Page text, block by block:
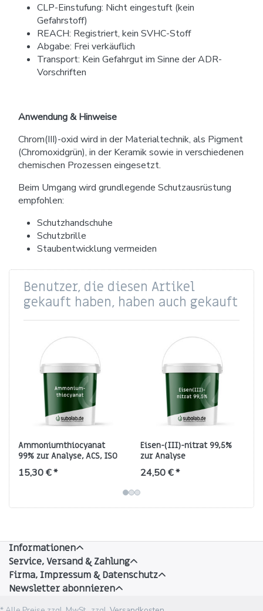
CLP-Einstufung: Nicht eingestuft (kein
Gefahrstoff)
REACH: Registriert, kein SVHC-Stoff
Abgabe: Frei verkäuflich
Transport: Kein Gefahrgut im Sinne der ADR-
Vorschriften
Anwendung & Hinweise
Chrom(III)-oxid wird in der Materialtechnik, als Pigment
(Chromoxidgrün), in der Keramik sowie in verschiedenen
chemischen Prozessen eingesetzt.
Beim Umgang wird grundlegende Schutzausrüstung
empfohlen:
Schutzhandschuhe
Schutzbrille
Staubentwicklung vermeiden
Benutzer, die diesen Artikel
gekauft haben, haben auch gekauft
Ammoniumthiocyanat
99% zur Analyse, ACS, ISO
15,30 € *
Eisen-(III)-nitrat 99,5%
zur Analyse
24,50 € *
Informationen
Service, Versand & Zahlung
Firma, Impressum & Datenschutz
Newsletter abonnieren